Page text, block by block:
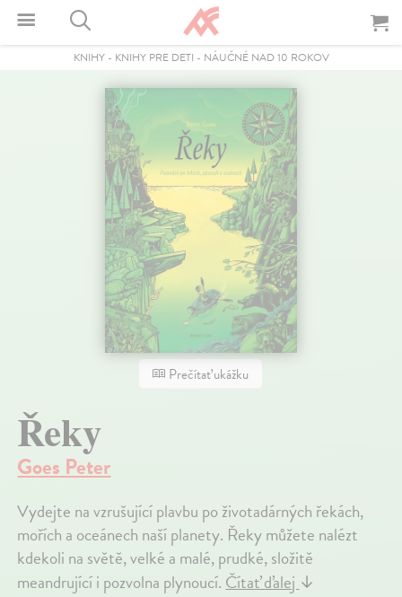
KNIHY- KNIHY PRE DETI - NÁUČNÉ NAD 10 ROKOV
Prečítať ukážku
Řeky
Goes Peter
Vydejte na vzrušující plavbu po životadárných řekách,
mořích a oceánech naší planety. Řeky můžete nalézt
kdekoli na světě, velké a malé, prudké, složitě
meandrující i pozvolna plynoucí.Čítať ďalej↓